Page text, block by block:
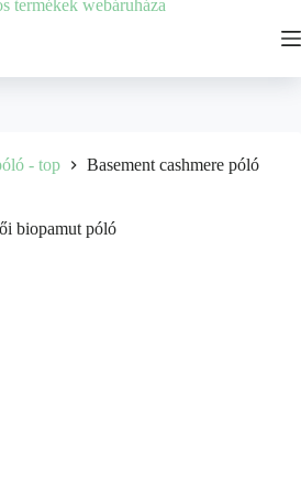
- top Basement cashmere póló